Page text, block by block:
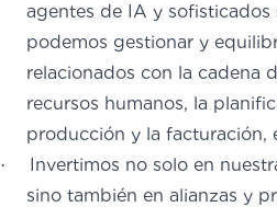
agentes de IA y sofisticados
podemos gestionar y
relacionados con la cadena
recursos humanos, la
producción y la facturación,
·
Invertimos no solo en
sino también en alianzas y